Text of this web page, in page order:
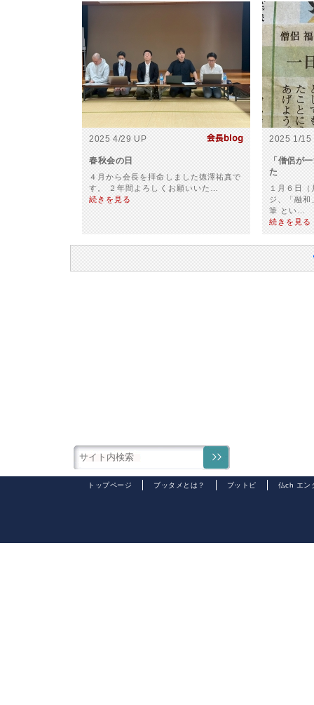
2025 4/29 UP
春秋会の日
４月から会長を拝命しました徳澤祐真で
す。 ２年間よろしくお願いいた…
続きを見る
2025 1/15
「僧侶が
た
１月６日（
ジ、「融和
筆 とい…
続きを見る
トップページ ブッタメとは？ ブットピ 仏ch エン